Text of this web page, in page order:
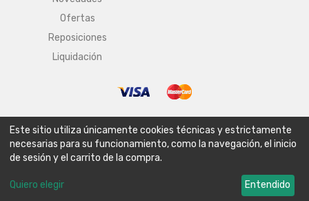
Ofertas
Reposiciones
Liquidación
Aviso legal Condiciones generales de venta
Política de envío
Política de privacidad
Política de cookies
Este sitio utiliza únicamente cookies técnicas y estrictamente
necesarias para su funcionamiento, como la navegación, el inicio
de sesión y el carrito de la compra.
Quiero elegir Entendido